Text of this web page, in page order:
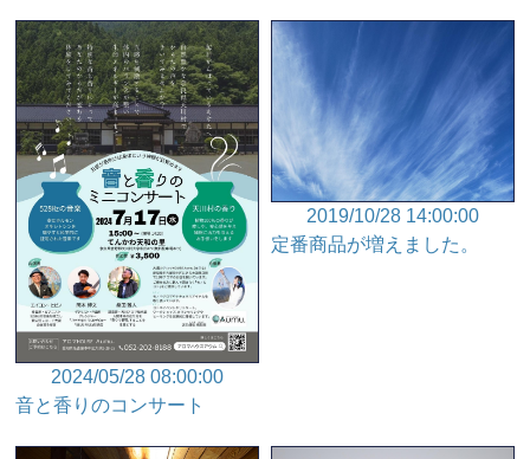
2024/05/28 08:00:00
音と香りのコンサート
2019/10/28 14:00:00
定番商品が増えました。